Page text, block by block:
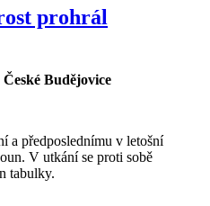
prohrál
Budějovice
a předposlednímu v letošní
V utkání se proti sobě
tabulky.